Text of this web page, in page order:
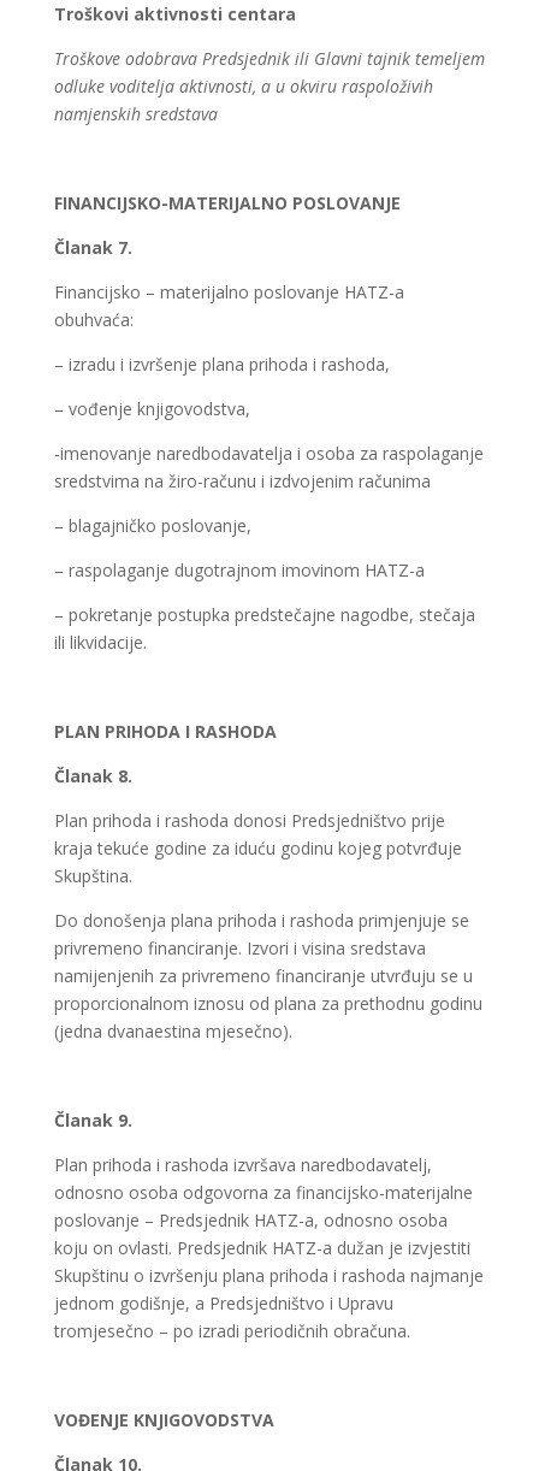
Troškovi aktivnosti centara
Troškove odobrava Predsjednik ili Glavni tajnik temeljem
odluke voditelja aktivnosti, a u okviru raspoloživih
namjenskih sredstava
FINANCIJSKO-MATERIJALNO POSLOVANJE
Članak 7.
Financijsko – materijalno poslovanje HATZ-a
obuhvaća:
– izradu i izvršenje plana prihoda i rashoda,
– vođenje knjigovodstva,
-imenovanje naredbodavatelja i osoba za raspolaganje
sredstvima na žiro-računu i izdvojenim računima
– blagajničko poslovanje,
– raspolaganje dugotrajnom imovinom HATZ-a
– pokretanje postupka predstečajne nagodbe, stečaja
ili likvidacije.
PLAN PRIHODA I RASHODA
Članak 8.
Plan prihoda i rashoda donosi Predsjedništvo prije
kraja tekuće godine za iduću godinu kojeg potvrđuje
Skupština.
Do donošenja plana prihoda i rashoda primjenjuje se
privremeno financiranje. Izvori i visina sredstava
namijenjenih za privremeno financiranje utvrđuju se u
proporcionalnom iznosu od plana za prethodnu godinu
(jedna dvanaestina mjesečno).
Članak 9.
Plan prihoda i rashoda izvršava naredbodavatelj,
odnosno osoba odgovorna za financijsko-materijalne
poslovanje – Predsjednik HATZ-a, odnosno osoba
koju on ovlasti. Predsjednik HATZ-a dužan je izvjestiti
Skupštinu o izvršenju plana prihoda i rashoda najmanje
jednom godišnje, a Predsjedništvo i Upravu
tromjesečno – po izradi periodičnih obračuna.
VOĐENJE KNJIGOVODSTVA
Članak 10.